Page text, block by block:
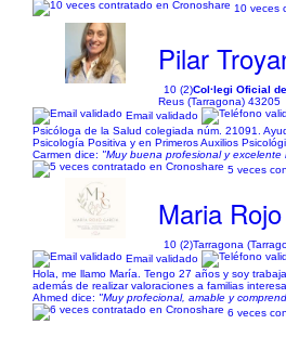
10 veces
Pilar
10 (2)Col·legi Oficial
Reus (Tarragona) 43205
Email validado
Psicóloga de la Salud colegiada núm. 21091.
Psicología Positiva y en Primeros Auxilios
Carmen dice: "Muy buena profesional y
5 veces
Maria Rojo
10 (2)Tarragona
Email validado
Hola, me llamo María. Tengo 27 años y soy
además de realizar valoraciones a familias
Ahmed dice: "Muy profecional, amable y
6 veces